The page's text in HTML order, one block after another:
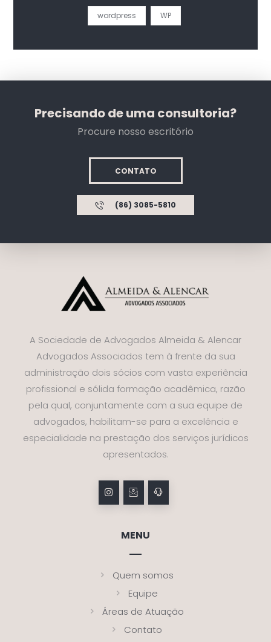
wordpress WP
Precisando de uma consultoria?
Procure nosso escritório
CONTATO
(86) 3085-5810
A Sociedade de Advogados Almeida & Alencar
Advogados Associados tem à frente da sua
administração dois sócios com vasta experiência
profissional e sólida formação acadêmica, razão
pela qual, conjuntamente com a sua equipe de
advogados, habilitam-se para a excelência e
especialidade na prestação dos serviços jurídicos
apresentados.
MENU
Quem somos
Equipe
Áreas de Atuação
Contato